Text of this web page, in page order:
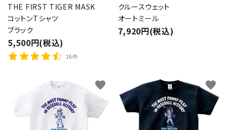
THE FIRST TIGER MASK
コットンTシャツ
ブラック
5,500円(税込)
16件
クルースウェット
オートミール
7,920円(税込)
favorite favorite